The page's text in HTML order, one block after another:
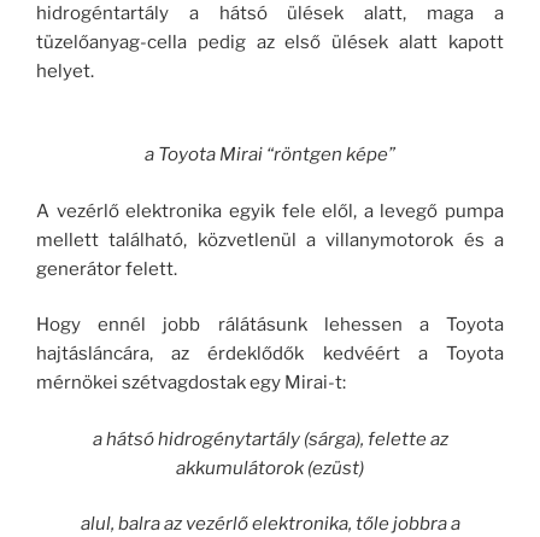
hidrogéntartály a hátsó ülések alatt, maga a
tüzelőanyag-cella pedig az első ülések alatt kapott
helyet.
a Toyota Mirai “röntgen képe”
A vezérlő elektronika egyik fele elől, a levegő pumpa
mellett található, közvetlenül a villanymotorok és a
generátor felett.
Hogy ennél jobb rálátásunk lehessen a Toyota
hajtásláncára, az érdeklődők kedvéért a Toyota
mérnökei szétvagdostak egy Mirai-t:
a hátsó hidrogénytartály (sárga), felette az
akkumulátorok (ezüst)
alul, balra az vezérlő elektronika, tőle jobbra a